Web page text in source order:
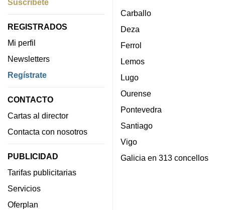
Suscríbete
REGISTRADOS
Mi perfil
Newsletters
Regístrate
CONTACTO
Cartas al director
Contacta con nosotros
PUBLICIDAD
Tarifas publicitarias
Servicios
Oferplan
Carballo
Deza
Ferrol
Lemos
Lugo
Ourense
Pontevedra
Santiago
Vigo
Galicia en 313 concellos